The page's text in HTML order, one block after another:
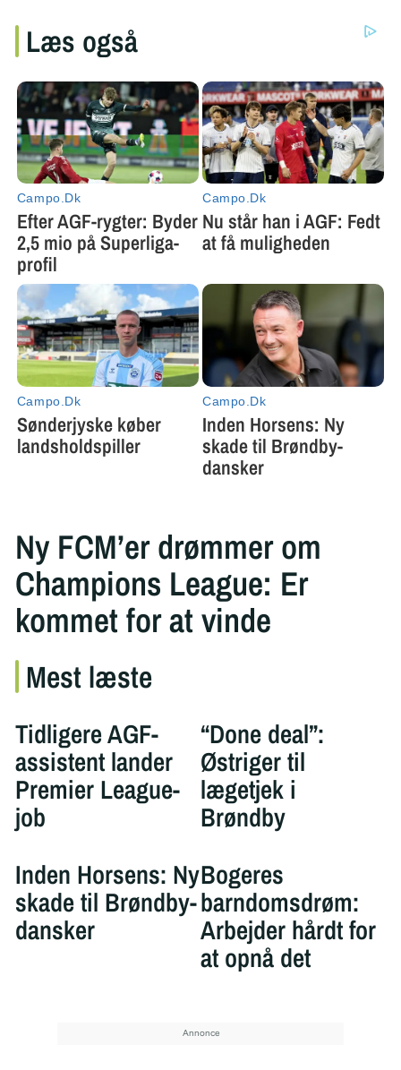
Ny FCM’er drømmer om
Champions League: Er
kommet for at vinde
Mest læste
Tidligere AGF-
assistent lander
Premier League-
job
“Done deal”:
Østriger til
lægetjek i
Brøndby
Inden Horsens: Ny
skade til Brøndby-
dansker
Bogeres
barndomsdrøm:
Arbejder hårdt for
at opnå det